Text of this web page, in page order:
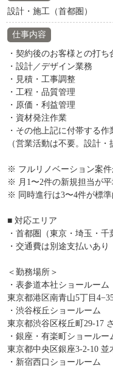
設計・施工（首都圏）
仕事内容
・契約後のお客様との打ち
・設計／デザイン業務
・見積・工事調整
・工程・品質管理
・原価・利益管理
・資材発注作業
・その他上記に付帯する作
（営業活動は不要。設計・
※ フルリノベーション案
※ 月1〜2件の新規担当が
※ 同時進行は3〜4件が標
■ 対応エリア
・首都圏（東京・埼玉・千
・交通費は別途支払いあり
＜勤務場所＞
・表参道本社ショールーム
東京都港区南青山5丁目
・渋谷桜丘ショールーム
東京都渋谷区桜丘町29-17
・銀座・有楽町ショールー
東京都中央区銀座3-2-10 並
・新宿西口ショールーム